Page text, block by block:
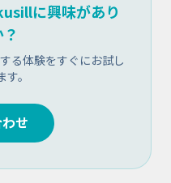
に興味があり
る体験をすぐにお試し
。
せ